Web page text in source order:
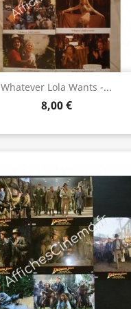
Whatever Lola Wants -...
8,00 €